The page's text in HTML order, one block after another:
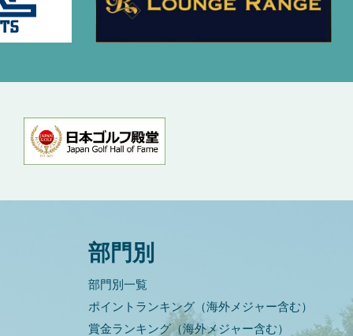
部門別
部門別一覧
ポイントランキング（海外メジャー含む）
賞金ランキング（海外メジャー含む）